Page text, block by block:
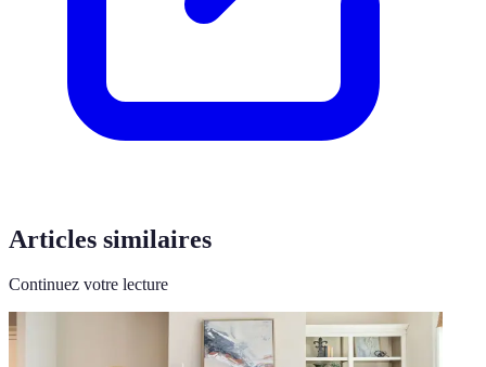
Articles similaires
Continuez votre lecture